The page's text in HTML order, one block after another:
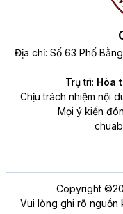
Địa chỉ: Số 63 Phố
Trụ trì: Hòa
Chịu trách nhiệm nội
Mọi ý kiến
Copyright
Vui lòng ghi rõ nguồn